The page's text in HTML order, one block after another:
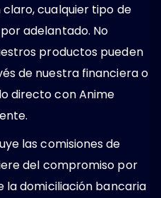
cualquier tipo de
adelantado. No
productos pueden
de nuestra financiera o
directo con Anime
las comisiones de
del compromiso por
la domiciliación bancaria